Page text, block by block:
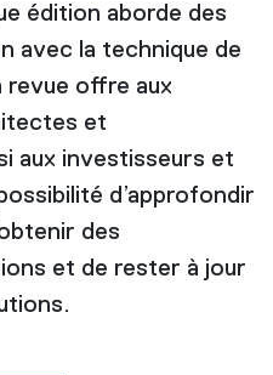
édition aborde des
avec la technique de
offre aux
et
aux investisseurs et
d’approfondir
des
et de rester à jour